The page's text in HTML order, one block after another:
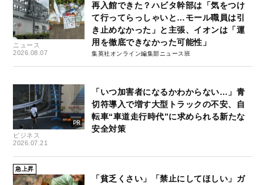
ニュース
2026.08.07
再入館できた？ハビタ幹部は「気をつけ
て行ってらっしゃいと…モール職員は引
き止めなかった」と主張、イオンは「運
用を徹底できなかった可能性」
集英社オンライン編集部ニュース班
ビジネス
2026.07.21
「いつ加害者になるかわからない…」青
切符導入で増す大型トラックの不安、自
転車“車道走行時代”に求められる新たな
安全対策
急上昇
「貧乏くさい」「禁止にしてほしい」ガ